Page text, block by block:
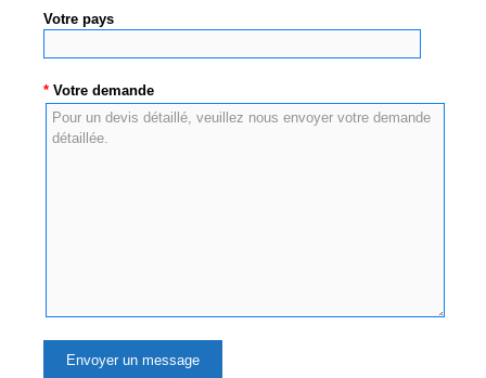
Votre pays
* Votre demande